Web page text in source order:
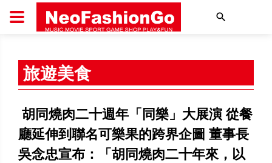
搜尋
旅遊美食
胡同燒肉二十週年「同樂」大展演 從餐
廳延伸到聯名可樂果的跨界企圖 董事長
吳念忠宣布：「胡同燒肉二十年來，以